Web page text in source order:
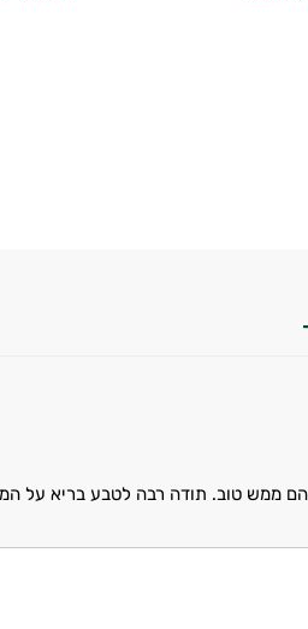
ממש טוב. תודה רבה לטבע בריא על